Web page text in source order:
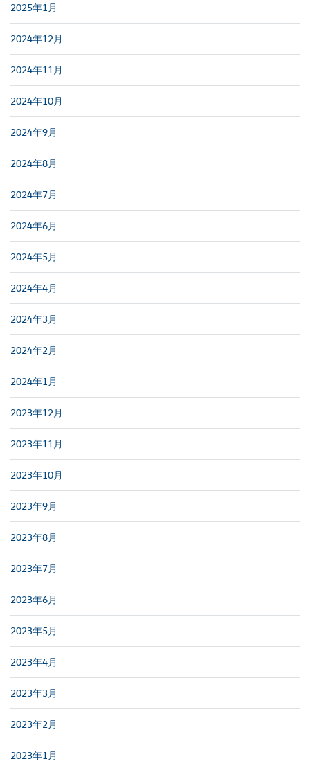
2025年1月
2024年12月
2024年11月
2024年10月
2024年9月
2024年8月
2024年7月
2024年6月
2024年5月
2024年4月
2024年3月
2024年2月
2024年1月
2023年12月
2023年11月
2023年10月
2023年9月
2023年8月
2023年7月
2023年6月
2023年5月
2023年4月
2023年3月
2023年2月
2023年1月